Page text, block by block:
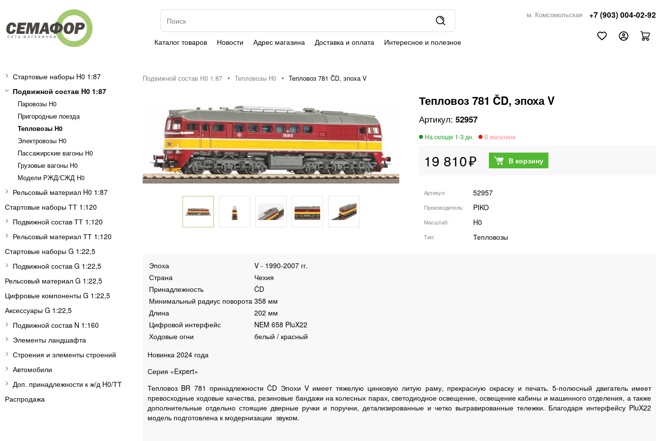
Каталог товаров Новости Адрес магазина Доставка и оплата Интересное и полезное
м. Комсомольская +7 (903) 004-02-92
Стартовые наборы H0 1:87
Подвижной состав H0 1:87
Паровозы H0
Пригородные поезда
Тепловозы H0
Электровозы H0
Пассажирские вагоны H0
Грузовые вагоны H0
Модели РЖД/СЖД H0
Рельсовый материал H0 1:87
Стартовые наборы ТТ 1:120
Подвижной состав ТТ 1:120
Рельсовый материал ТТ 1:120
Стартовые наборы G 1:22,5
Подвижной состав G 1:22,5
Рельсовый материал G 1:22,5
Цифровые компоненты G 1:22,5
Аксессуары G 1:22,5
Подвижной состав N 1:160
Элементы ландшафта
Строения и элементы строений
Автомобили
Доп. принадлежности к ж/д H0/ТТ
Распродажа
Подвижной состав H0 1:87 Тепловозы H0 Тепловоз 781 ČD, эпоха V
Тепловоз 781 ČD, эпоха V
52957
19 810
Артикул 52957
Производитель PIKO
Масштаб H0
Тип Тепловозы
Эпоха
V - 1990-2007 гг.
Страна
Чехия
Принадлежность
ČD
Минимальный радиус поворота 358 мм
Длина
202 мм
Цифровой интерфейс
NEM 658 PluX22
Ходовые огни
белый / красный
Новинка 2024 года
Серия «Expert»
Тепловоз BR 781 принадлежности ČD Эпохи V имеет тяжелую цинковую литую раму, прекрасную окраску и печать. 5-полюсный двигатель имеет
превосходные ходовые качества, резиновые бандажи на колесных парах, светодиодное освещение, освещение кабины и машинного отделения, а также
дополнительные отдельно стоящие дверные ручки и поручни, детализированные и четко выгравированные тележки. Благодаря интерфейсу PluX22
модель подготовлена к модернизации звуком.